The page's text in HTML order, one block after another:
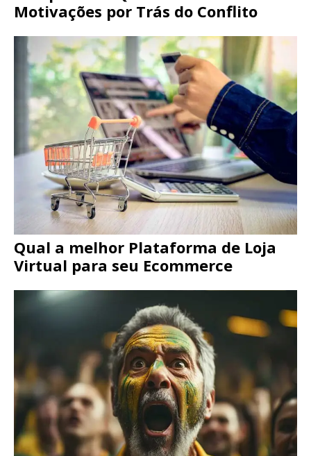
Motivações por Trás do Conflito
Qual a melhor Plataforma de Loja
Virtual para seu Ecommerce